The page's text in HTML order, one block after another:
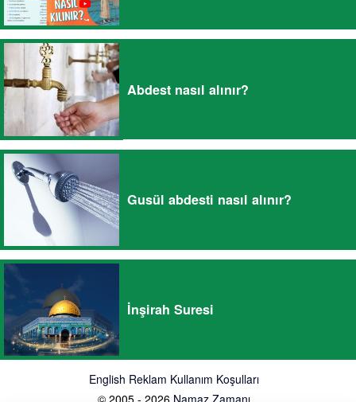
Abdest nasıl alınır?
Gusül abdesti nasıl alınır?
İnşirah Suresi
English Reklam Kullanım Koşulları